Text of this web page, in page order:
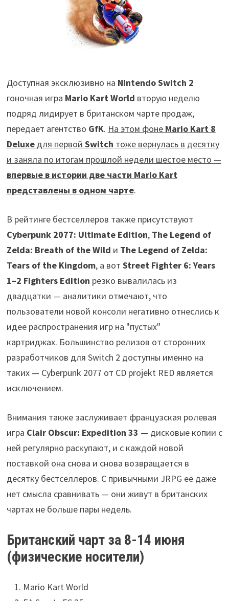
Доступная эксклюзивно на Nintendo Switch 2
гоночная игра Mario Kart World вторую неделю
подряд лидирует в британском чарте продаж,
передает агентство GfK. На этом фоне Mario Kart 8
Deluxe для первой Switch тоже вернулась в десятку
и заняла по итогам прошлой недели шестое место —
впервые в истории две части Mario Kart
представлены в одном чарте.
В рейтинге бестселлеров также присутствуют
Cyberpunk 2077: Ultimate Edition, The Legend of
Zelda: Breath of the Wild и The Legend of Zelda:
Tears of the Kingdom, а вот Street Fighter 6: Years
1–2 Fighters Edition резко вывалилась из
двадцатки — аналитики отмечают, что
пользователи новой консоли негативно отнеслись к
идее распространения игр на "пустых"
картриджах. Большинство релизов от сторонних
разработчиков для Switch 2 доступны именно на
таких — Cyberpunk 2077 от CD projekt RED является
исключением.
Внимания также заслуживает французская ролевая
игра Clair Obscur: Expedition 33 — дисковые копии с
ней регулярно раскупают, и с каждой новой
поставкой она снова и снова возвращается в
десятку бестселлеров. С привычными JRPG её даже
нет смысла сравнивать — они живут в британских
чартах не больше пары недель.
Британский чарт за 8-14 июня
(физические носители)
Mario Kart World